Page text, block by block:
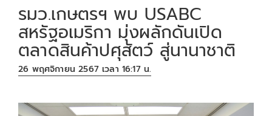
รมว.เกษตรฯ พบ USABC
สหรัฐอเมริกา มุ่งผลักดันเปิด
ตลาดสินค้าปศุสัตว์ สู่นานาชาติ
26 พฤศจิกายน 2567 เวลา 16:17 น.